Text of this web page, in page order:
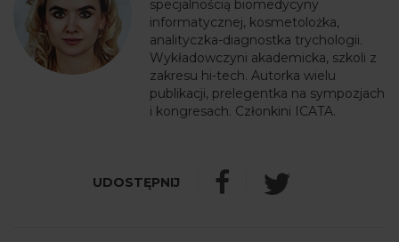
specjalnością biomedycyny
informatycznej, kosmetolożka,
analityczka-diagnostka trychologii.
Wykładowczyni akademicka, szkoli z
zakresu hi-tech. Autorka wielu
publikacji, prelegentka na sympozjach
i kongresach. Członkini ICATA.